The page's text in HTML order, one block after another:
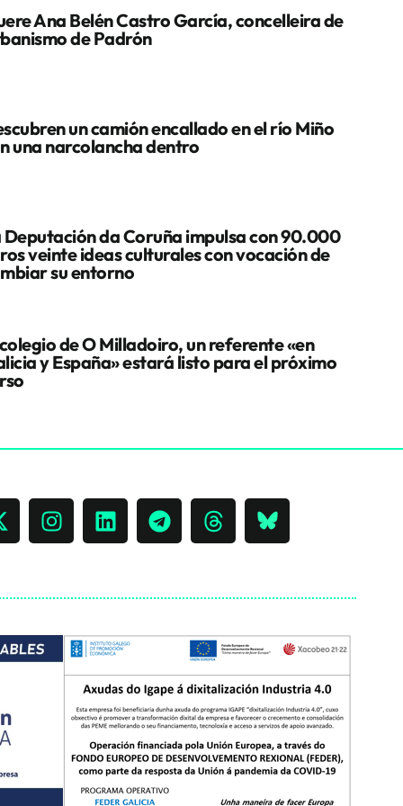
Ana Belén Castro García, concelleira de
de Padrón
un camión encallado en el río Miño
una narcolancha dentro
Deputación da Coruña impulsa con 90.000
veinte ideas culturales con vocación de
su entorno
de O Milladoiro, un referente «en
y España» estará listo para el próximo